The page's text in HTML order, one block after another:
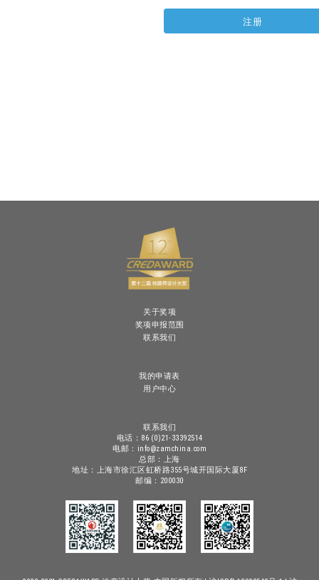
关于奖项
奖项申报范围
联系我们
我的申请表
用户中心
联系我们
电话：86 (0)21-33392514
电邮：info@zamchina.com
总部：上海
地址：上海市徐汇区虹桥路355号城开国际大厦8F
邮编：200030